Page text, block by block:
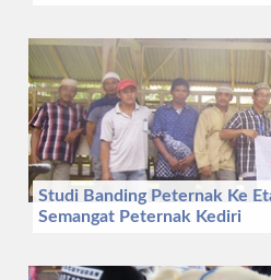
Studi Banding Peternak Ke
Semangat Peternak Kediri